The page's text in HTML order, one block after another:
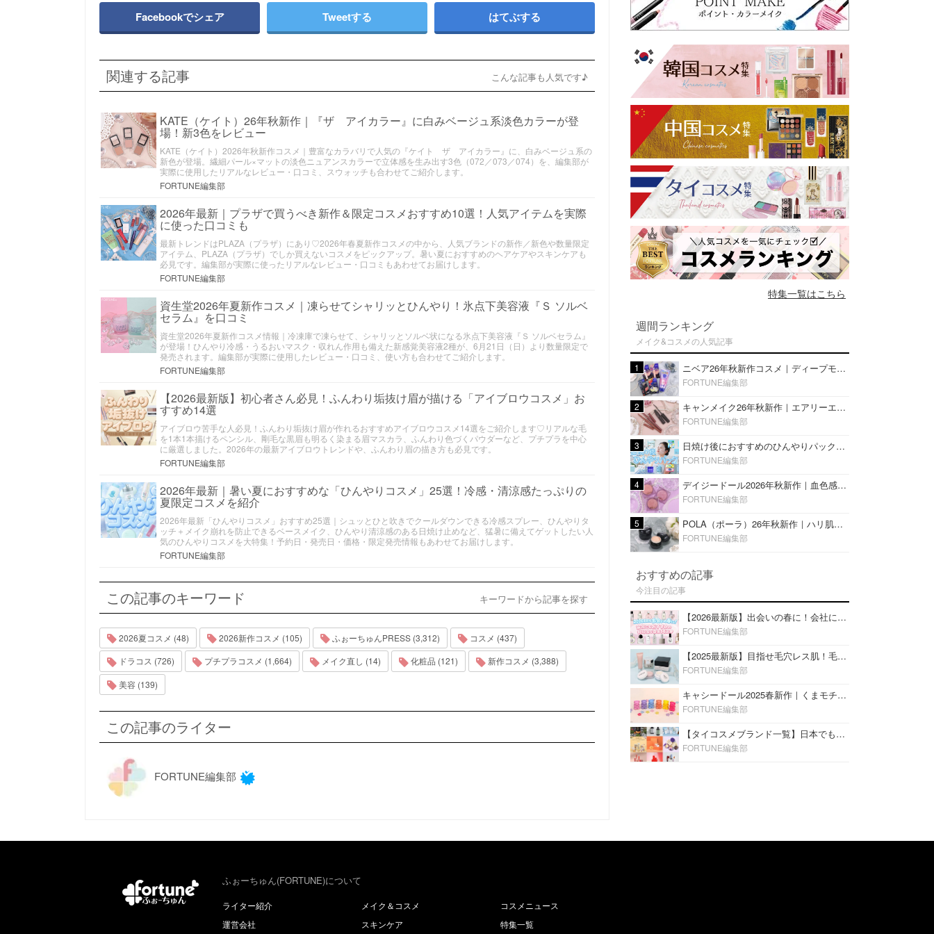
Facebookでシェア Tweetする はてぶする
関連する記事 こんな記事も人気です♪
KATE（ケイト）26年秋新作｜『ザ アイカラー』に白みベージュ系淡色カラーが登
場！新3色をレビュー
KATE（ケイト）2026年秋新作コスメ｜豊富なカラバリで人気の『ケイト ザ アイカラー』に、白みベージュ系の
新色が登場。繊細パール×マットの淡色ニュアンスカラーで立体感を生み出す3色（072／073／074）を、編集部が
実際に使用したリアルなレビュー・口コミ、スウォッチも合わせてご紹介します。
FORTUNE編集部
2026年最新｜プラザで買うべき新作＆限定コスメおすすめ10選！人気アイテムを実際
に使った口コミも
最新トレンドはPLAZA（プラザ）にあり♡2026年春夏新作コスメの中から、人気ブランドの新作／新色や数量限定
アイテム、PLAZA（プラザ）でしか買えないコスメをピックアップ。暑い夏におすすめのヘアケアやスキンケアも
必見です。編集部が実際に使ったリアルなレビュー・口コミもあわせてお届けします。
FORTUNE編集部
資生堂2026年夏新作コスメ｜凍らせてシャリッとひんやり！氷点下美容液『Ｓ ソルベ
セラム』を口コミ
資生堂2026年夏新作コスメ情報｜冷凍庫で凍らせて、シャリッとソルベ状になる氷点下美容液『Ｓ ソルベセラム』
が登場！ひんやり冷感・うるおいマスク・収れん作用も備えた新感覚美容液2種が、6月21日（日）より数量限定で
発売されます。編集部が実際に使用したレビュー・口コミ、使い方も合わせてご紹介します。
FORTUNE編集部
【2026最新版】初心者さん必見！ふんわり垢抜け眉が描ける「アイブロウコスメ」お
すすめ14選
アイブロウ苦手な人必見！ふんわり垢抜け眉が作れるおすすめアイブロウコスメ14選をご紹介します♡リアルな毛
を1本1本描けるペンシル、剛毛な黒眉も明るく染まる眉マスカラ、ふんわり色づくパウダーなど、プチプラを中心
に厳選しました。2026年の最新アイブロウトレンドや、ふんわり眉の描き方も必見です。
FORTUNE編集部
2026年最新｜暑い夏におすすめな「ひんやりコスメ」25選！冷感・清涼感たっぷりの
夏限定コスメを紹介
2026年最新「ひんやりコスメ」おすすめ25選｜シュッとひと吹きでクールダウンできる冷感スプレー、ひんやりタ
ッチ＋メイク崩れを防止できるベースメイク、ひんやり清涼感のある日焼け止めなど、猛暑に備えてゲットしたい人
気のひんやりコスメを大特集！予約日・発売日・価格・限定発売情報もあわせてお届けします。
FORTUNE編集部
この記事のキーワード キーワードから記事を探す
2026夏コスメ (48) 2026新作コスメ (105) ふぉーちゅんPRESS (3,312)
コスメ (437)
ドラコス (726)
プチプラコスメ (1,664) メイク直し (14) 化粧品 (121)
新作コスメ (3,388)
美容 (139)
この記事のライター
FORTUNE編集部
特集一覧はこちら
週間ランキング
メイク&コスメの人気記事
1 ニベア26年秋新作コスメ｜ディープモイスチャーリップの美容液タイプや2in1ボディクリームスクラブも
FORTUNE編集部
2 キャンメイク26年秋新作｜エアリーエクステンションライナー＆カールスナイパーマスカラ新色をレビュー
FORTUNE編集部
3 日焼け後におすすめのひんやりパック14選｜暑い夏にぴったりな冷凍／鎮静／うるおいチャージマスクを紹介
FORTUNE編集部
4 デイジードール2026年秋新作｜血色感が可愛い♡『パウダー ブラッシュ ブルーム』新3色をレビュー
FORTUNE編集部
5 POLA（ポーラ）26年秋新作｜ハリ肌を叶える『B.A デイ プランプ ファンデーション』を口コミ
FORTUNE編集部
おすすめの記事
今注目の記事
【2026最新版】出会いの春に！会社にもおすすめの好印象な香水14選♡ビジネスの場での香水マナーも
FORTUNE編集部
【2025最新版】目指せ毛穴レス肌！毛穴を埋めて隠す「おすすめ部分用下地＆プライマー」ランキング♡
FORTUNE編集部
キャシードール2025春新作｜くまモチーフのミニリップ「シャイニーベア リップモイスト」をレビュー♡
FORTUNE編集部
【タイコスメブランド一覧】日本でも人気沸騰中の“タイコスメ”ブランド20選！
FORTUNE編集部
ふぉーちゅん(FORTUNE)について
ライター紹介
運営会社
メイク＆コスメ
スキンケア
コスメニュース
特集一覧